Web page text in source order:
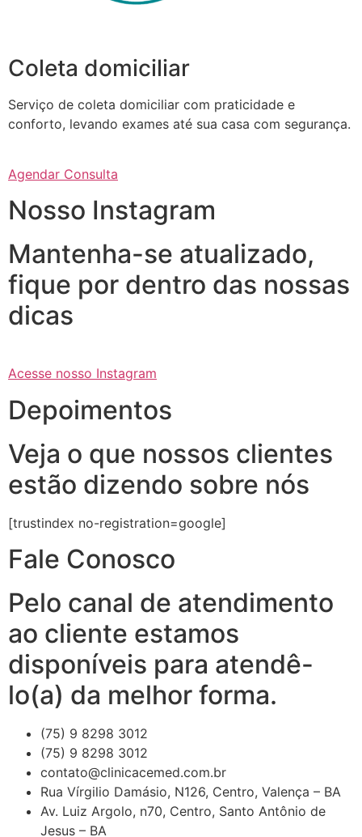
Coleta domiciliar
Serviço de coleta domiciliar com praticidade e
conforto, levando exames até sua casa com segurança.
Agendar Consulta
Nosso Instagram
Mantenha-se atualizado,
fique por dentro das nossas
dicas
Acesse nosso Instagram
Depoimentos
Veja o que nossos clientes
estão dizendo sobre nós
[trustindex no-registration=google]
Fale Conosco
Pelo canal de atendimento
ao cliente estamos
disponíveis para atendê-
lo(a) da melhor forma.
(75) 9 8298 3012
(75) 9 8298 3012
contato@clinicacemed.com.br
Rua Vírgilio Damásio, N126, Centro, Valença – BA
Av. Luiz Argolo, n70, Centro, Santo Antônio de
Jesus – BA